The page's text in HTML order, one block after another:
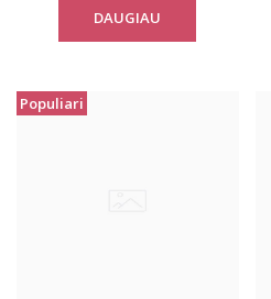
DAUGIAU
Populiari